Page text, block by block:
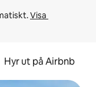
Visa
Hyr ut på Airbnb